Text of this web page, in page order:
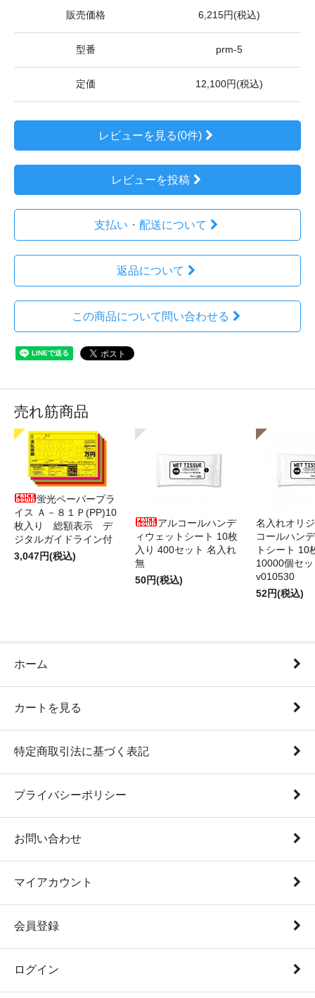
販売価格 6,215円(税込)
型番 prm-5
定価 12,100円(税込)
レビューを見る(0件)
レビューを投稿
支払い・配送について
返品について
この商品について問い合わせる
売れ筋商品
蛍光ペーパープラ
イス Ａ－８１Ｐ(PP)10
枚入り 総額表示 デ
ジタルガイドライン付
3,047円(税込)
アルコールハンデ
ィウェットシート 10枚
入り 400セット 名入れ
無
50円(税込)
名入れオリ
コールハン
トシート 10
10000個セ
v010530
52円(税込)
ホーム
カートを見る
特定商取引法に基づく表記
プライバシーポリシー
お問い合わせ
マイアカウント
会員登録
ログイン